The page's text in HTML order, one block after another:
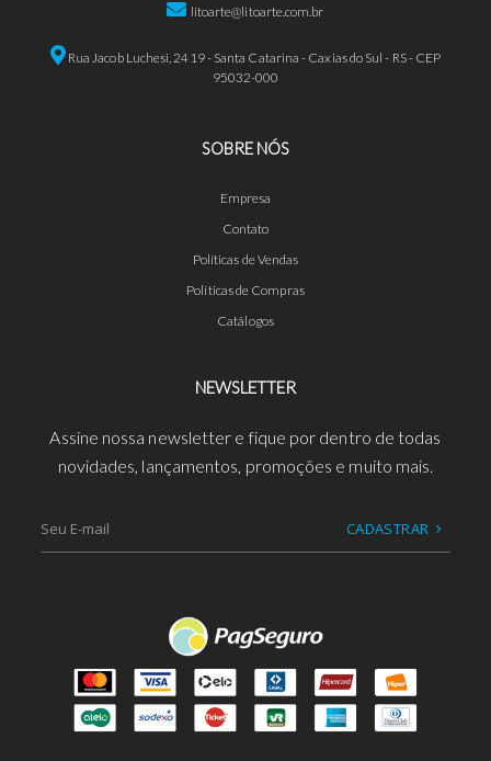
litoarte@litoarte.com.br
Rua Jacob Luchesi, 2419 - Santa Catarina - Caxias do Sul - RS - CEP
95032-000
SOBRE NÓS
Empresa
Contato
Políticas de Vendas
Políticas de Compras
Catálogos
NEWSLETTER
Assine nossa newsletter e fique por dentro de todas
novidades, lançamentos, promoções e muito mais.
CADASTRAR